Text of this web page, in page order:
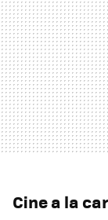
Cine a la